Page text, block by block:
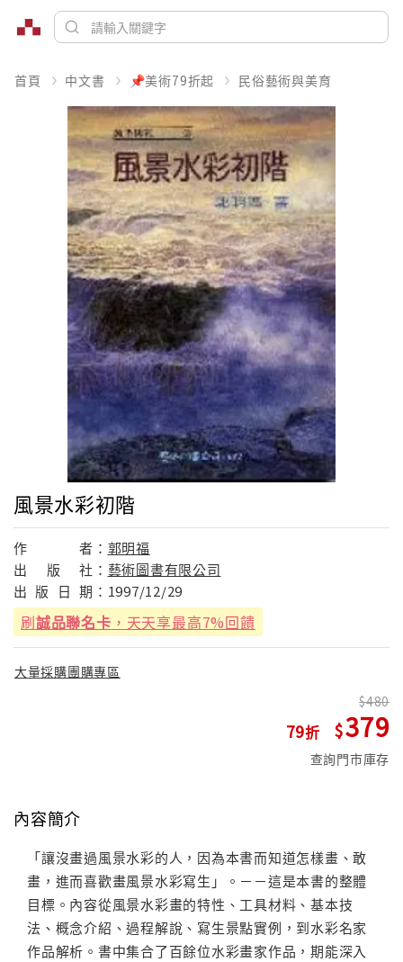
首頁 中文書 📌美術79折起 民俗藝術與美育
風景水彩初階
作 者： 郭明福
出
版 社： 藝術圖書有限公司
出 版 日 期： 1997/12/29
刷誠品聯名卡 ，天天享最高7%回饋
大量採購團購專區
79
480
379
查詢門市庫存
內容簡介
「讓沒畫過風景水彩的人，因為本書而知道怎樣畫、敢
畫，進而喜歡畫風景水彩寫生」。－－這是本書的整體
目標。內容從風景水彩畫的特性、工具材料、基本技
法、概念介紹、過程解說、寫生景點實例，到水彩名家
作品解析。書中集合了百餘位水彩畫家作品，期能深入